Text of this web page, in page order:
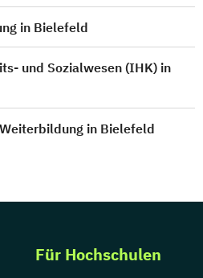
in Bielefeld
und Sozialwesen (IHK) in
in Bielefeld
Für Hochschulen